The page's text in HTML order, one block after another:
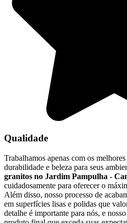
Qualidade
Trabalhamos apenas com os
durabilidade e beleza para seus
granitos no Jardim Pampulha -
cuidadosamente para oferecer o
Além disso, nosso processo de
em superfícies lisas e polidas que
detalhe é importante para nós, e